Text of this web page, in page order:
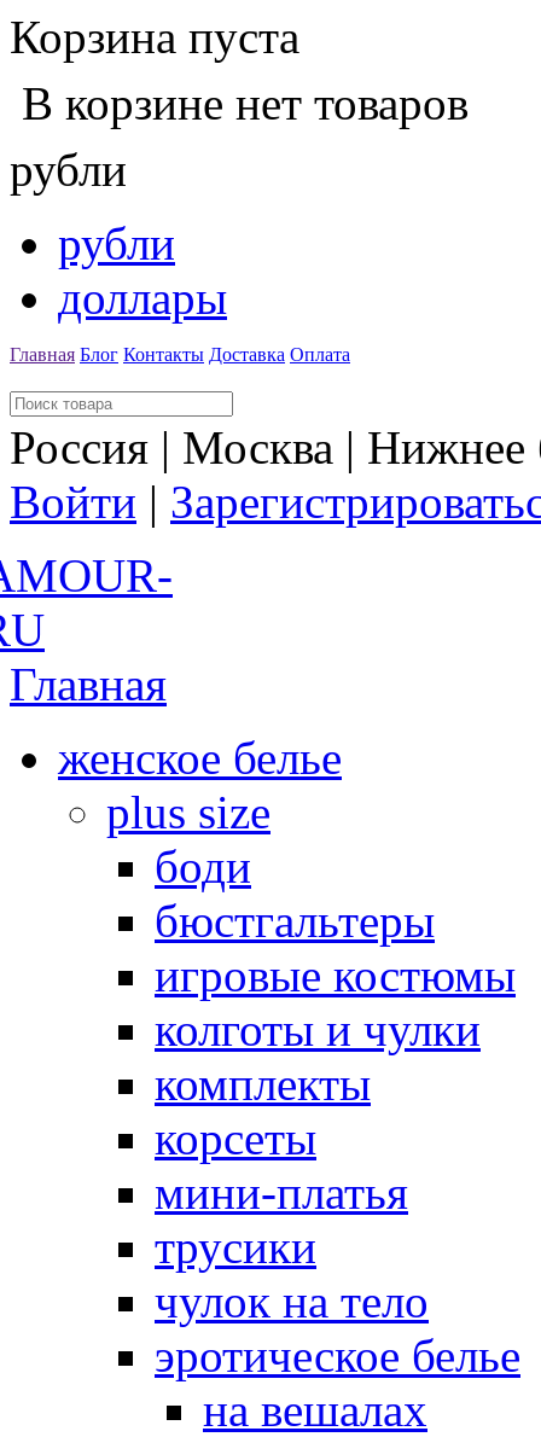
Корзина пуста
В корзине нет товаров
рубли
рубли
доллары
Главная Блог Контакты Доставка Оплата
Россия | Москва |
Войти |
Главная
женское белье
plus size
боди
бюстгальтеры
игровые костюмы
колготы и чулки
комплекты
корсеты
мини-платья
трусики
чулок на тело
эротическое белье
на вешалах